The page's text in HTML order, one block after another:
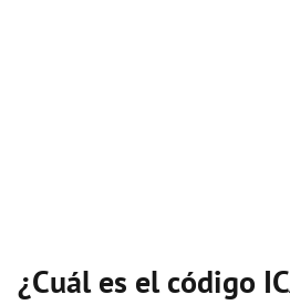
¿Cuál es el código